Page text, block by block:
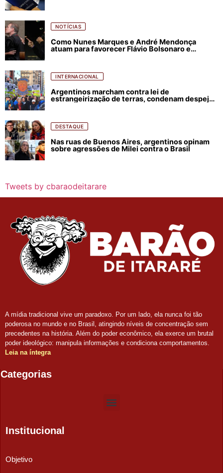
NOTÍCIAS
Como Nunes Marques e André Mendonça
atuam para favorecer Flávio Bolsonaro e
INTERNACIONAL
Argentinos marcham contra lei de
estrangeirização de terras, condenam despejos
DESTAQUE
Nas ruas de Buenos Aires, argentinos opinam
sobre agressões de Milei contra o Brasil
Tweets by cbaraodeitarare
A mídia tradicional vive um paradoxo. Por um lado, ela nunca foi tão
poderosa no mundo e no Brasil, atingindo níveis de concentração sem
precedentes na história. Além do poder econômico, ela exerce um brutal
poder ideológico: manipula informações e condiciona comportamentos.
Leia na íntegra
Categorias
Institucional
Objetivo